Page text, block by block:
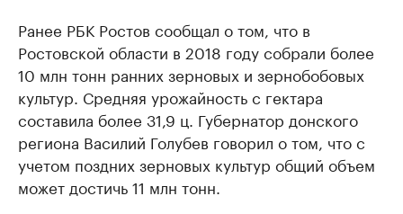
Ранее РБК Ростов сообщал о том, что в
Ростовской области в 2018 году собрали более
10 млн тонн ранних зерновых и зернобобовых
культур. Средняя урожайность с гектара
составила более 31,9 ц. Губернатор донского
региона Василий Голубев говорил о том, что с
учетом поздних зерновых культур общий объем
может достичь 11 млн тонн.